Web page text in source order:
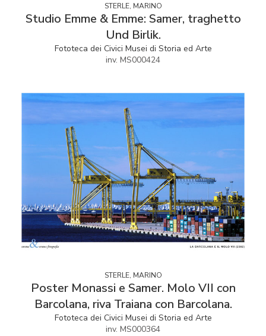
STERLE, MARINO
Studio Emme & Emme: Samer, traghetto
Und Birlik.
Fototeca dei Civici Musei di Storia ed Arte
inv. MS000424
STERLE, MARINO
Poster Monassi e Samer. Molo VII con
Barcolana, riva Traiana con Barcolana.
Fototeca dei Civici Musei di Storia ed Arte
inv. MS000364